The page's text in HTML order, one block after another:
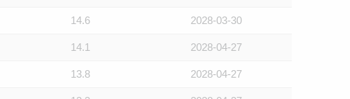
14.6 2028-03-30
14.1 2028-04-27
13.8 2028-04-27